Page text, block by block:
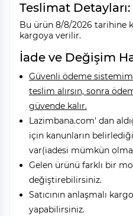
Teslimat Detayları:
Bu ürün 8/8/2026 tarihine
kargoya verilir.
İade ve Değişim
Güvenli ödeme
teslim alırsın, sonra
güvende kalır.
Lazimbana.com' dan
için kanunların
var(iadesi mümkün
Gelen ürünü farklı bir
değiştirebilirsiniz.
Satıcının anlaşmalı
yapabilirsiniz.